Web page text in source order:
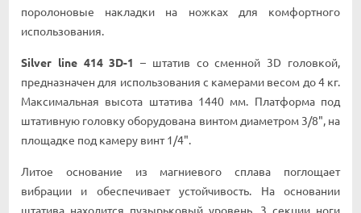
поролоновые накладки на ножках для комфортного
использования.
Silver line 414 3D-1 – штатив со сменной 3D головкой,
предназначен для использования с камерами весом до 4 кг.
Максимальная высота штатива 1440 мм. Платформа под
штативную головку оборудована винтом диаметром 3/8", на
площадке под камеру винт 1/4".
Литое основание из магниевого сплава поглощает
вибрации и обеспечивает устойчивость. На основании
штатива находится пузырьковый уровень. 3 секции ноги